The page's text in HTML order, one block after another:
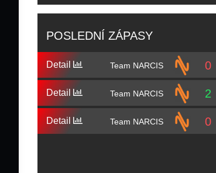
POSLEDNÍ ZÁPASY
Detail Team NARCIS 0
Detail Team NARCIS 2
Detail Team NARCIS 0